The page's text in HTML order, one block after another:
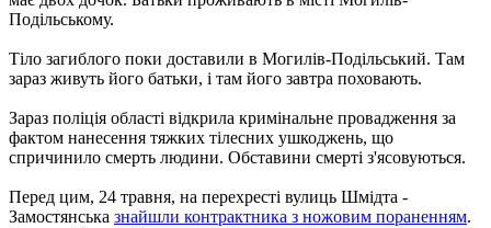
Подільському.
Тіло загиблого поки доставили в Могилів-Подільський. Там
зараз живуть його батьки, і там його завтра поховають.
Зараз поліція області відкрила кримінальне провадження за
фактом нанесення тяжких тілесних ушкоджень, що
спричинило смерть людини. Обставини смерті з'ясовуються.
Перед цим, 24 травня, на перехресті вулиць Шмідта -
Замостянська знайшли контрактника з ножовим пораненням.